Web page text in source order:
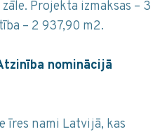
Projekta izmaksas – 3
– 2 937,90 m2.
nominācijā
īres nami Latvijā, kas